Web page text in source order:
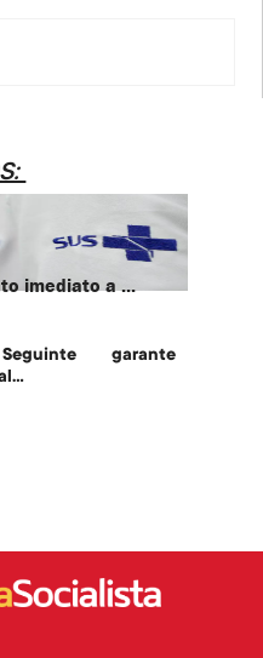
imediato a ...
garante